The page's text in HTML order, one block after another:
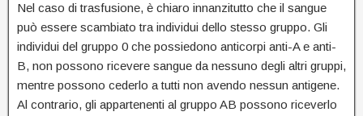
Nel caso di trasfusione, è chiaro innanzitutto che il sangue
può essere scambiato tra individui dello stesso gruppo. Gli
individui del gruppo 0 che possiedono anticorpi anti-A e anti-
B, non possono ricevere sangue da nessuno degli altri gruppi,
mentre possono cederlo a tutti non avendo nessun antigene.
Al contrario, gli appartenenti al gruppo AB possono riceverlo